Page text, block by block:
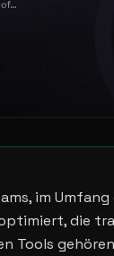
im Umfang
die
Tools